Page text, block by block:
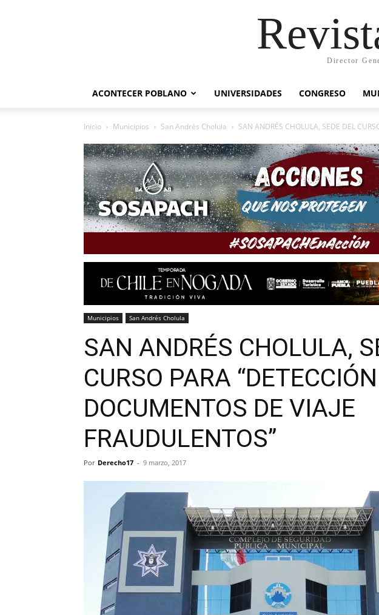
Director
ACONTECER POBLANO UNIVERSIDADES CONGRESO
Inicio Municipios San Andrés Cholula SAN ANDRÉS CHOLULA, SEDE DEL
Municipios San Andrés Cholula
SAN ANDRÉS CHOLULA,
CURSO PARA
DOCUMENTOS DE VIAJE
FRAUDULENTOS”
Por Derecho17 - 9 marzo, 2017